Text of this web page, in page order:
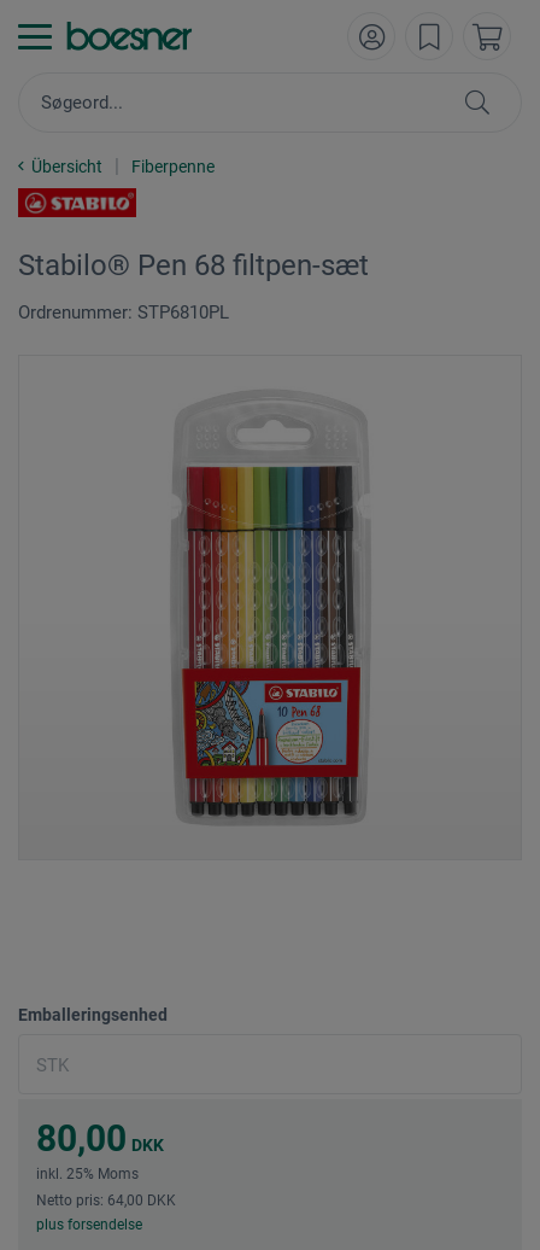
Übersicht Fiberpenne
Stabilo® Pen 68 filtpen-sæt
Ordrenummer: STP6810PL
Emballeringsenhed
80,00 DKK
inkl. 25% Moms
Netto pris: 64,00 DKK
plus forsendelse